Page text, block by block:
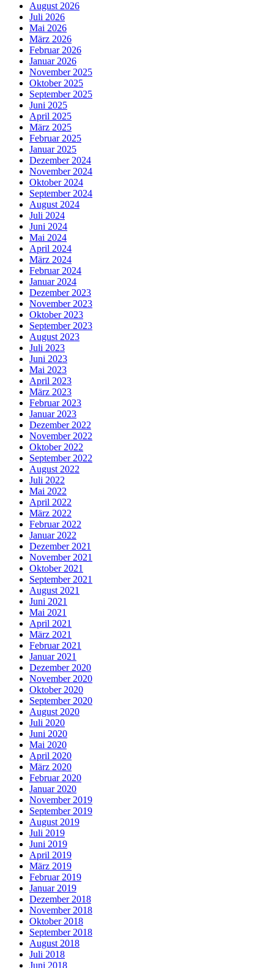
August 2026
Juli 2026
Mai 2026
März 2026
Februar 2026
Januar 2026
November 2025
Oktober 2025
September 2025
Juni 2025
April 2025
März 2025
Februar 2025
Januar 2025
Dezember 2024
November 2024
Oktober 2024
September 2024
August 2024
Juli 2024
Juni 2024
Mai 2024
April 2024
März 2024
Februar 2024
Januar 2024
Dezember 2023
November 2023
Oktober 2023
September 2023
August 2023
Juli 2023
Juni 2023
Mai 2023
April 2023
März 2023
Februar 2023
Januar 2023
Dezember 2022
November 2022
Oktober 2022
September 2022
August 2022
Juli 2022
Mai 2022
April 2022
März 2022
Februar 2022
Januar 2022
Dezember 2021
November 2021
Oktober 2021
September 2021
August 2021
Juni 2021
Mai 2021
April 2021
März 2021
Februar 2021
Januar 2021
Dezember 2020
November 2020
Oktober 2020
September 2020
August 2020
Juli 2020
Juni 2020
Mai 2020
April 2020
März 2020
Februar 2020
Januar 2020
November 2019
September 2019
August 2019
Juli 2019
Juni 2019
April 2019
März 2019
Februar 2019
Januar 2019
Dezember 2018
November 2018
Oktober 2018
September 2018
August 2018
Juli 2018
Juni 2018